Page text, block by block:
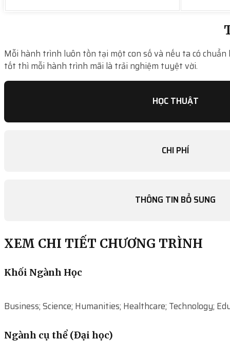
Mỗi hành trình luôn tồn tại một con số và nếu ta có chuẩn
tốt thì mỗi hành trình mãi là trải nghiệm tuyệt vời.
HỌC THUẬT
CHI PHÍ
THÔNG TIN BỔ SUNG
XEM CHI TIẾT CHƯƠNG TRÌNH
Khối Ngành Học
Business; Science; Humanities; Healthcare; Technology;
Ngành cụ thể (Đại học)